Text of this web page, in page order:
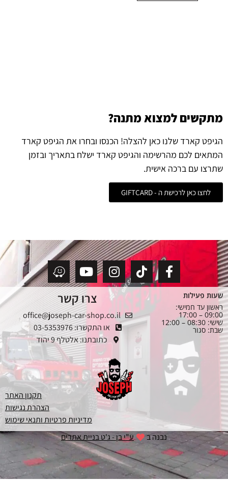
מתקשים למצוא מתנה?
הגיפט קארד שלנו כאן להצלה! הכנסו ובחרו את הגיפט קארד
המתאים לכם מהרשימה והגיפט קארד ישלח בתאריך ובזמן
שתרצו עם ברכה אישית.
לחצו כאן לרכישת ה - GIFTCARD
שעות פעילות
ראשון עד חמישי:
09:00 – 17:00
שישי: 08:30 – 12:00
שבת: סגור
צרו קשר
office@joseph-car-shop.co.il
או התקשרו: 03-5353976
כתובתנו: אלטלף 9 יהוד
תקנון האתר
הצהרת נגישות
מדיניות פרטיות ותנאי שימוש
נבנה ב
ע"י בן - ג'ט בניית אתרים